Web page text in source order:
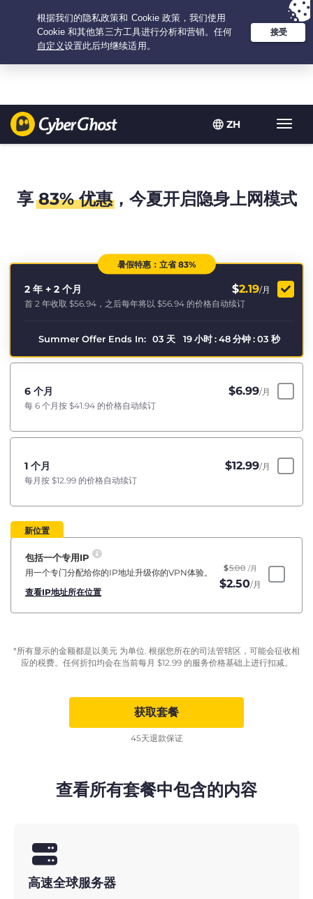
ZH
Your choice:The Best Dealfor 2.1666666666667-years at $2.19
/month
享83% 优惠，今夏开启隐身上网模式
暑假特惠：立省 83%
2 年 + 2 个月 $2.19/月
首 2 年收取 $56.94 ，之后每年将以 $56.94 的价格自动续订
Summer Offer Ends In: 03 天 19小时:48分钟:02 秒
6 个月 $6.99/月
每 6 个月按 $41.94 的价格自动续订
1 个月 $12.99/月
每月按 $12.99 的价格自动续订
新位置
包括一个专用IP
用一个专门分配给你的IP地址升级你的VPN体验。
查看IP地址所在位置
$5.00 /月
$2.50/月
*所有显示的金额都是以美元 为单位. 根据您所在的司法管辖区，可能会征收相
应的税费。任何折扣均会在当前每月 $12.99的服务价格基础上进行扣减。
获取套餐
45天退款保证
查看所有套餐中包含的内容
高速全球服务器